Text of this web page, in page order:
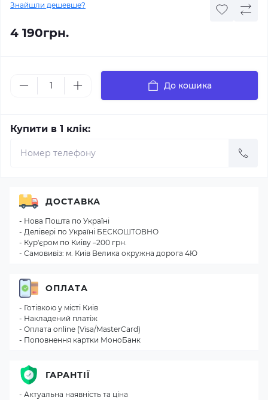
Знайшли дешевше?
4 190грн.
До кошика
Купити в 1 клік:
ДОСТАВКА
- Нова Пошта по Україні
- Делiверi по Україні БЕСКОШТОВНО
- Кур'єром по Киiву –200 грн.
- Самовивіз: м. Киiв Велика окружна дорога 4Ю
ОПЛАТА
- Готівкою у місті Киiв
- Накладений платіж
- Оплата online (Visa/MasterCard)
- Поповнення картки МоноБанк
ГАРАНТІЇ
- Актуальна наявність та ціна